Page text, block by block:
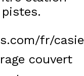
fr/
couvert